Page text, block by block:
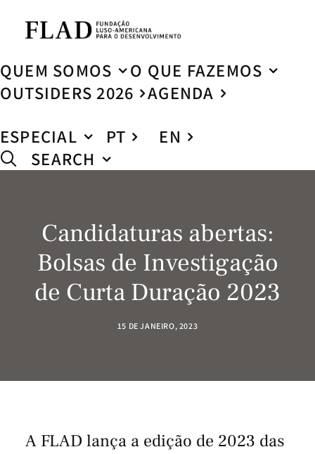
QUEM SOMOS
O QUE FAZEMOS
OUTSIDERS 2026
AGENDA
ESPECIAL
PT
EN
SEARCH
Candidaturas abertas:
Bolsas de Investigação
de Curta Duração 2023
15 DE JANEIRO, 2023
A FLAD lança a edição de 2023 das